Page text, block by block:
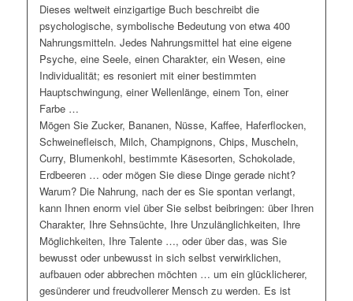
Dieses weltweit einzigartige Buch beschreibt die
psychologische, symbolische Bedeutung von etwa 400
Nahrungsmitteln. Jedes Nahrungsmittel hat eine eigene
Psyche, eine Seele, einen Charakter, ein Wesen, eine
Individualität; es resoniert mit einer bestimmten
Hauptschwingung, einer Wellenlänge, einem Ton, einer
Farbe …
Mögen Sie Zucker, Bananen, Nüsse, Kaffee, Haferflocken,
Schweinefleisch, Milch, Champignons, Chips, Muscheln,
Curry, Blumenkohl, bestimmte Käsesorten, Schokolade,
Erdbeeren … oder mögen Sie diese Dinge gerade nicht?
Warum? Die Nahrung, nach der es Sie spontan verlangt,
kann Ihnen enorm viel über Sie selbst beibringen: über Ihren
Charakter, Ihre Sehnsüchte, Ihre Unzulänglichkeiten, Ihre
Möglichkeiten, Ihre Talente …, oder über das, was Sie
bewusst oder unbewusst in sich selbst verwirklichen,
aufbauen oder abbrechen möchten … um ein glücklicherer,
gesünderer und freudvollerer Mensch zu werden. Es ist